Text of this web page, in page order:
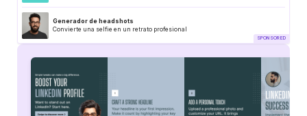
Generador de headshots
Convierte una selfie en un retrato profesional